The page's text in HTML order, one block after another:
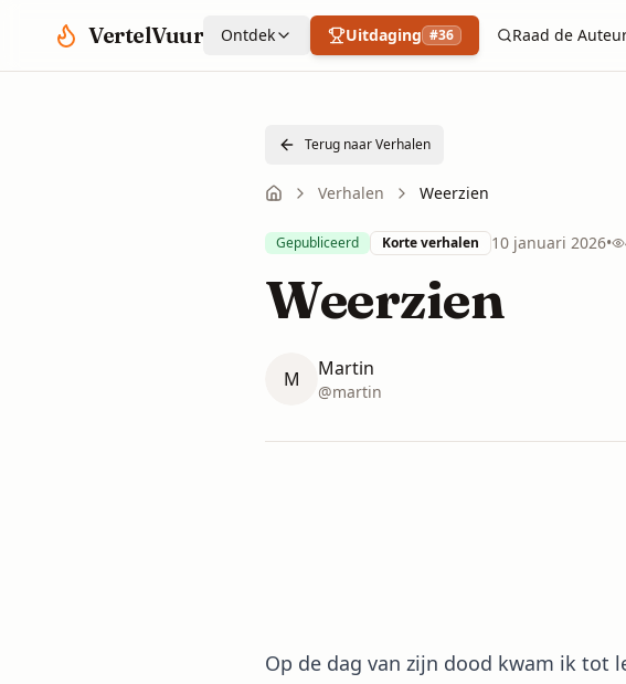
VertelVuur Ontdek Uitdaging #36 Raad de
Terug naar Verhalen
Verhalen Weerzien
Gepubliceerd Korte verhalen 10 januari 2026•
Weerzien
M Martin
@martin
Op de dag van zijn dood kwam ik tot